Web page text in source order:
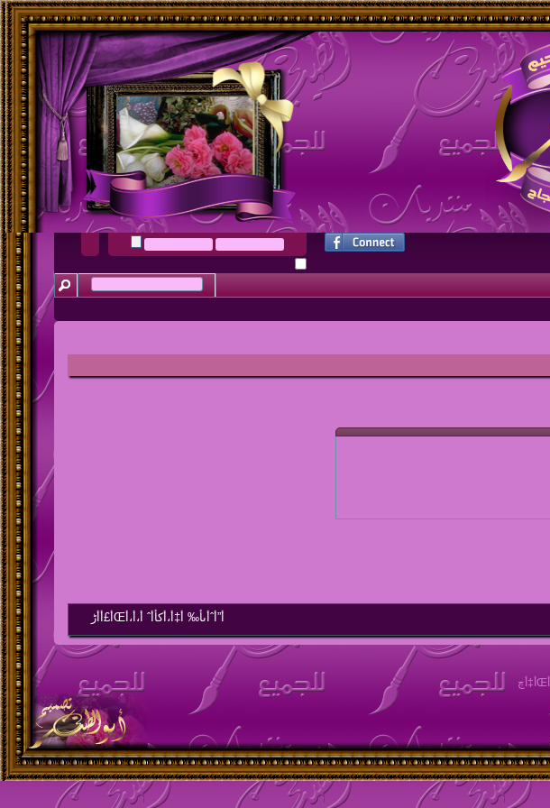
أ”أˆأںأ‰ أ‡أ،أکأ­أˆ أ،أ،أŒأ£أ­أڑ